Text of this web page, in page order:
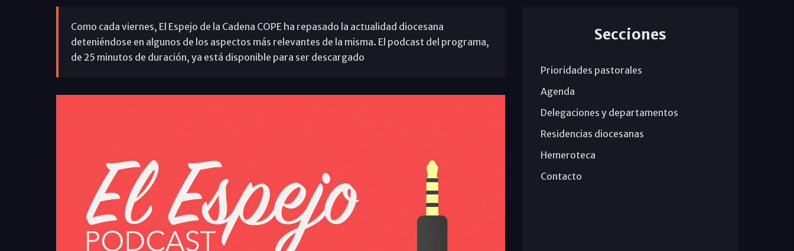
Como cada viernes, El Espejo de la Cadena COPE ha repasado la actualidad diocesana
deteniéndose en algunos de los aspectos más relevantes de la misma. El podcast del programa,
de 25 minutos de duración, ya está disponible para ser descargado
Secciones
Prioridades pastorales
Agenda
Delegaciones y departamentos
Residencias diocesanas
Hemeroteca
Contacto